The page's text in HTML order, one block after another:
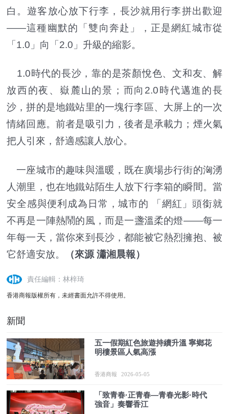
白。遊客放心放下行李，長沙就用行李拼出歡迎
——這種幽默的「雙向奔赴」，正是網紅城市從
「1.0」向「2.0」升級的縮影。
1.0時代的長沙，靠的是茶顏悅色、文和友、解
放西的夜、嶽麓山的景；而向2.0時代邁進的長
沙，拼的是地鐵站里的一塊行李區、大屏上的一次
情緒回應。前者是吸引力，後者是承載力；煙火氣
把人引來，舒適感讓人放心。
一座城市的趣味與溫暖，既在廣場步行街的洶湧
人潮里，也在地鐵站陌生人放下行李箱的瞬間。當
安全感與便利成為日常，城市的 「網紅」頭銜就
不再是一陣熱鬧的風，而是一盞溫柔的燈——每一
年每一天，當你來到長沙，都能被它熱烈擁抱、被
它舒適安放。
（來源 瀟湘晨報）
責任編輯：林梓琦
香港商報版權所有，未經書面允許不得使用。
新聞
五一假期紅色旅遊持續升溫 寧鄉花
明樓景區人氣高漲
香港商報 2026-05-05
「致青春·正青春—青春光影·時代
強音」奏響香江